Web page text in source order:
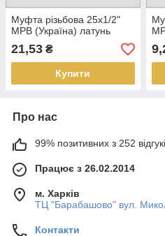
Муфта різьбова 25х1/2"
МРВ (Україна) латунь
21,53 ₴
Купити
Про нас
99% позитивних з 252
Працює з 26.02.2014
м. Харків
ТЦ "Барабашово" вул.
Контакти